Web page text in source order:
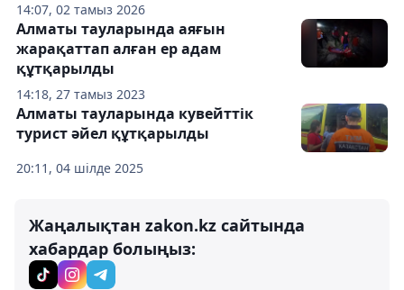
14:07, 02 тамыз 2026
14:18, 27 тамыз 2023
Алматы тауларында аяғын
жарақаттап алған ер адам
құтқарылды
20:11, 04 шілде 2025
Алматы тауларында кувейттік
турист әйел құтқарылды
Жаңалықтан zakon.kz сайтында
хабардар болыңыз: